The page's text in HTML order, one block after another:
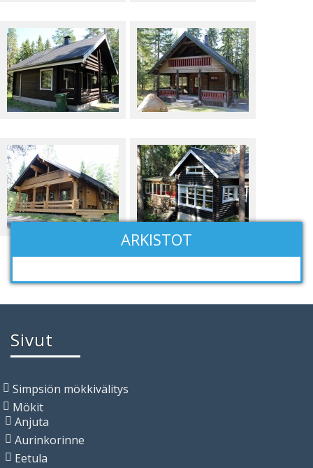
Maijanmaja Pihlaja
Toiska Tuohitupa
ARKISTOT
Sivut
Simpsiön mökkivälitys
Mökit
Anjuta
Aurinkorinne
Eetula